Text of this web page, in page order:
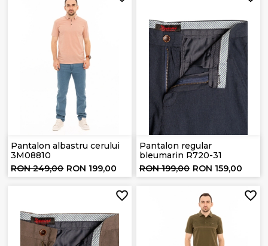
Pantalon albastru cerului
3M08810
RON 249,00 RON 199,00
Pantalon regular
bleumarin R720-31
RON 199,00 RON 159,00